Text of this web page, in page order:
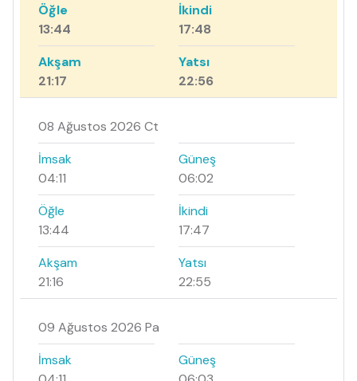
Öğle
13:44
İkindi
17:48
Akşam
21:17
Yatsı
22:56
08 Ağustos 2026 Ct
İmsak
04:11
Güneş
06:02
Öğle
13:44
İkindi
17:47
Akşam
21:16
Yatsı
22:55
09 Ağustos 2026 Pa
İmsak
Güneş